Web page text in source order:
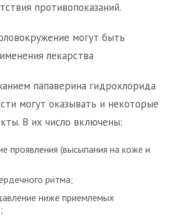
противопоказаний.
могут быть
лекарства
папаверина гидрохлорида
могут оказывать и некоторые
В их число включены:
проявления (высыпания на коже и
ритма;
ниже приемлемых